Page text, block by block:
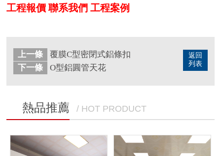
工程報價 聯系我們 工程案例
返回
列表
上一條
覆膜C型密閉式鋁條扣
下一條
O型鋁圓管天花
熱品推薦 / HOT PRODUCT